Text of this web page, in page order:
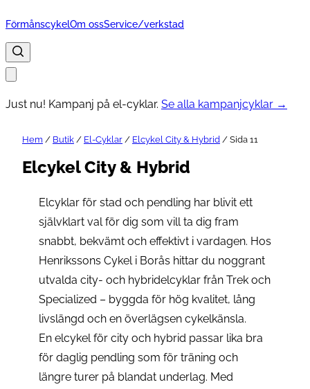
FörmånscykelOm ossService/verkstad
Just nu! Kampanj på el-cyklar. Se alla kampanjcyklar →
Hem / Butik / El-Cyklar / Elcykel City & Hybrid / Sida 11
Elcykel City & Hybrid
Elcyklar för stad och pendling har blivit ett
självklart val för dig som vill ta dig fram
snabbt, bekvämt och effektivt i vardagen. Hos
Henrikssons Cykel i Borås hittar du noggrant
utvalda city- och hybridelcyklar från Trek och
Specialized – byggda för hög kvalitet, lång
livslängd och en överlägsen cykelkänsla.
En elcykel för city och hybrid passar lika bra
för daglig pendling som för träning och
längre turer på blandat underlag. Med